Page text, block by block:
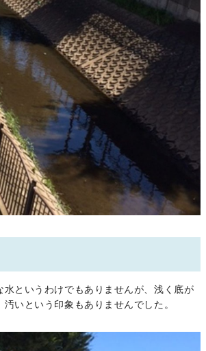
水というわけでもありませんが、浅く底が
いという印象もありませんでした。